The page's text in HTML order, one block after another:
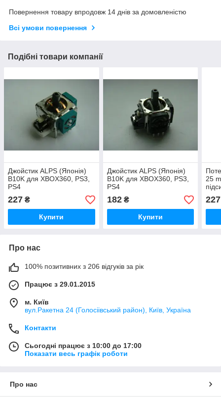
Повернення товару впродовж 14 днів за домовленістю
Всі умови повернення
Подібні товари компанії
Джойстик ALPS (Японія)
B10K для XBOX360, PS3,
PS4
227 ₴
Купити
Джойстик ALPS (Японія)
B10K для XBOX360, PS3,
PS4
182₴
Купити
25
200,
227
Про нас
100% позитивних з 206 відгуків за рік
Працює з 29.01.2015
м. Київ
вул.Ракетна 24 (Голосіівський район), Київ, Україна
Контакти
Сьогодні працює з 10:00 до 17:00
Показати весь графік роботи
Про нас